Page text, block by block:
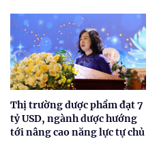
Thị trường dược phẩm đạt 7
tỷ USD, ngành dược hướng
tới nâng cao năng lực tự chủ